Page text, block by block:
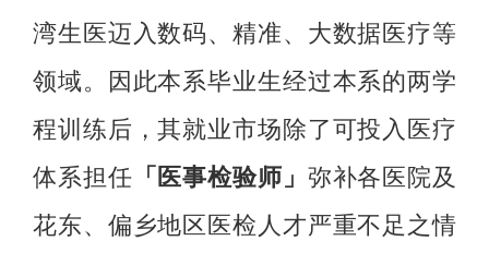
湾生医迈入数码、精准、大数据医疗等
领域。因此本系毕业生经过本系的两学
程训练后，其就业市场除了可投入医疗
体系担任 「医事检验师」 弥补各医院及
花东、偏乡地区医检人才严重不足之情